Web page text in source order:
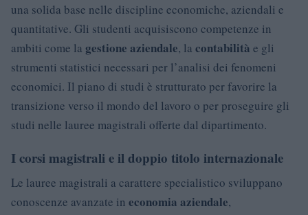
una solida base nelle discipline economiche, aziendali e
quantitative. Gli studenti acquisiscono competenze in
ambiti come la gestione aziendale, la contabilità e gli
strumenti statistici necessari per l’analisi dei fenomeni
economici. Il piano di studi è strutturato per favorire la
transizione verso il mondo del lavoro o per proseguire gli
studi nelle lauree magistrali offerte dal dipartimento.
I corsi magistrali e il doppio titolo internazionale
Le lauree magistrali a carattere specialistico sviluppano
conoscenze avanzate in economia aziendale,